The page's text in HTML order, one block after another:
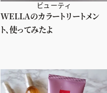
ビューティ
WELLAのカラートリートメン
ト、使ってみたよ